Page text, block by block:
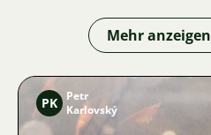
Mehr anzeigen
PK
Petr
Karlovský